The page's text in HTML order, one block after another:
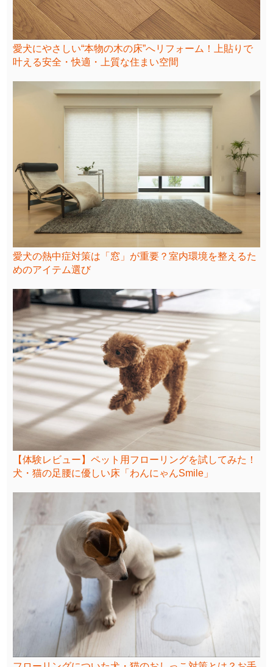
愛犬にやさしい“本物の木の床”へリフォーム！上貼りで
叶える安全・快適・上質な住まい空間
愛犬の熱中症対策は「窓」が重要？室内環境を整えるた
めのアイテム選び
【体験レビュー】ペット用フローリングを試してみた！
犬・猫の足腰に優しい床「わんにゃんSmile」